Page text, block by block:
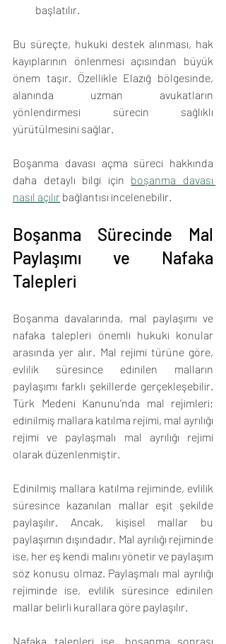
başlatılır.
Bu süreçte, hukuki destek alınması, hak
kayıplarının önlenmesi açısından büyük
önem taşır. Özellikle Elazığ bölgesinde,
alanında uzman avukatların
yönlendirmesi sürecin sağlıklı
yürütülmesini sağlar.
Boşanma davası açma süreci hakkında
daha detaylı bilgi için boşanma davası
nasıl açılır bağlantısı incelenebilir.
Boşanma Sürecinde Mal
Paylaşımı ve Nafaka
Talepleri
Boşanma davalarında, mal paylaşımı ve
nafaka talepleri önemli hukuki konular
arasında yer alır. Mal rejimi türüne göre,
evlilik süresince edinilen malların
paylaşımı farklı şekillerde gerçekleşebilir.
Türk Medeni Kanunu’nda mal rejimleri;
edinilmiş mallara katılma rejimi, mal ayrılığı
rejimi ve paylaşmalı mal ayrılığı rejimi
olarak düzenlenmiştir.
Edinilmiş mallara katılma rejiminde, evlilik
süresince kazanılan mallar eşit şekilde
paylaşılır. Ancak, kişisel mallar bu
paylaşımın dışındadır. Mal ayrılığı rejiminde
ise, her eş kendi malını yönetir ve paylaşım
söz konusu olmaz. Paylaşmalı mal ayrılığı
rejiminde ise, evlilik süresince edinilen
mallar belirli kurallara göre paylaşılır.
Nafaka talepleri ise, boşanma sonrası